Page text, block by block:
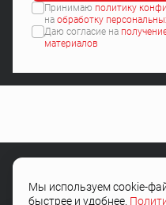
Принимаю политику
наобработку
Даю согласие на
материалов
+7 (4722) 505-504
Мы используем cookie-
быстрее и удобнее.